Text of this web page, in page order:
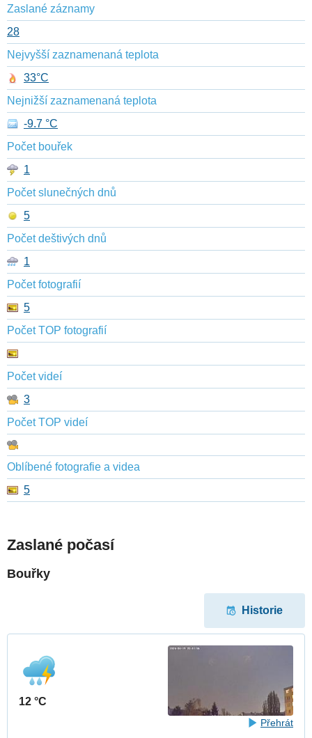
Zaslané záznamy
28
Nejvyšší zaznamenaná teplota
33°C
Nejnižší zaznamenaná teplota
-9.7 °C
Počet bouřek
1
Počet slunečných dnů
5
Počet deštivých dnů
1
Počet fotografií
5
Počet TOP fotografií
Počet videí
3
Počet TOP videí
Oblíbené fotografie a videa
5
Zaslané počasí
Bouřky
Historie
12 °C
Přehrát